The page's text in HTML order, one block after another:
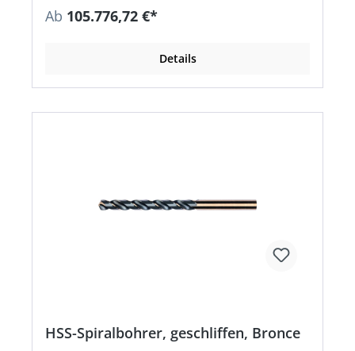
Ab 105.776,72 €*
Details
HSS-Spiralbohrer, geschliffen, Bronce